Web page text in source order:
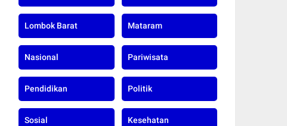
Lombok Barat Mataram
Nasional Pariwisata
Pendidikan Politik
Sosial Kesehatan